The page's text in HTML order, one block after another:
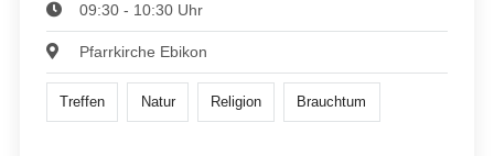
09:30 - 10:30 Uhr
Pfarrkirche Ebikon
Treffen Natur Religion Brauchtum